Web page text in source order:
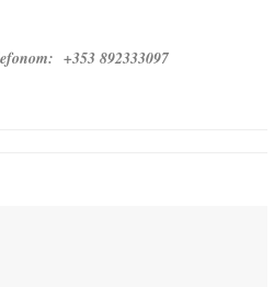
+353 892333097